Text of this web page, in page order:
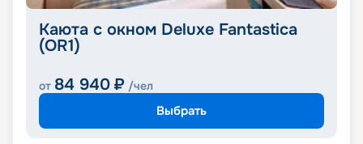
Каюта с окном Deluxe Fantastica
(OR1)
от 84 940 ₽ /чел
Выбрать